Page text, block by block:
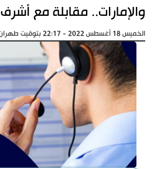
والإمارات.. مقابلة مع
الخميس 18 أغسطس 2022 - 22:17 بتوقيت طهران